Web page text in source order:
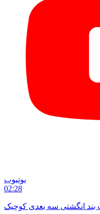
یوتیوب
02:28
بند انگشتی سه بعدی کوچیک